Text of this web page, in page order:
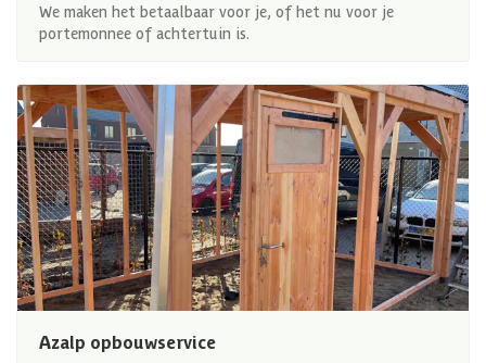
We maken het betaalbaar voor je, of het nu voor je
portemonnee of achtertuin is.
Azalp opbouwservice